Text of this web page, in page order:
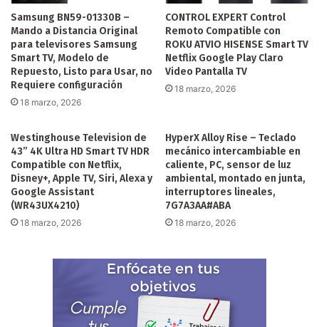
Samsung BN59-01330B –
Mando a Distancia Original
para televisores Samsung
Smart TV, Modelo de
Repuesto, Listo para Usar, no
Requiere configuración
18 marzo, 2026
CONTROL EXPERT Control
Remoto Compatible con
ROKU ATVIO HISENSE Smart TV
Netflix Google Play Claro
Video Pantalla TV
18 marzo, 2026
Westinghouse Television de
43” 4K Ultra HD Smart TV HDR
Compatible con Netflix,
Disney+, Apple TV, Siri, Alexa y
Google Assistant
(WR43UX4210)
18 marzo, 2026
HyperX Alloy Rise – Teclado
mecánico intercambiable en
caliente, PC, sensor de luz
ambiental, montado en junta,
interruptores lineales,
7G7A3AA#ABA
18 marzo, 2026